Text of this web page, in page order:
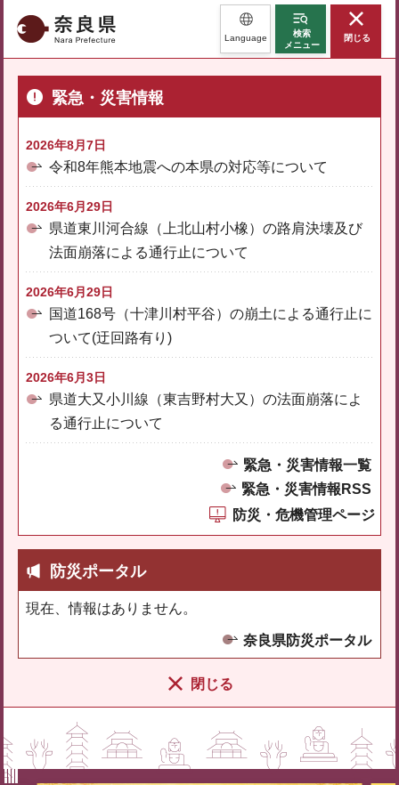
奈良県 Language
検索
メニュー
閉じる
緊急・災害情報
2026年8月7日
令和8年熊本地震への本県の対応等について
2026年6月29日
県道東川河合線（上北山村小橡）の路肩決壊及び
法面崩落による通行止について
2026年6月29日
国道168号（十津川村平谷）の崩土による通行止に
ついて(迂回路有り)
2026年6月3日
県道大又小川線（東吉野村大又）の法面崩落によ
る通行止について
緊急・災害情報一覧
緊急・災害情報RSS
防災・危機管理ページ
防災ポータル
現在、情報はありません。
奈良県防災ポータル
閉じる